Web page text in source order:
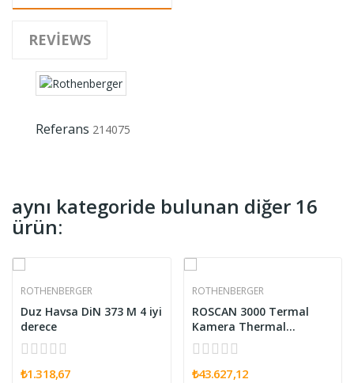
REVIEWS
Referans 214075
aynı kategoride bulunan diğer 16
ürün:
ROTHENBERGER
Duz Havsa DiN 373 M 4 iyi
derece
₺1.318,67
ROTHENBERGER
ROSCAN 3000 Termal
Kamera Thermal
imaging camera
₺43.627,12